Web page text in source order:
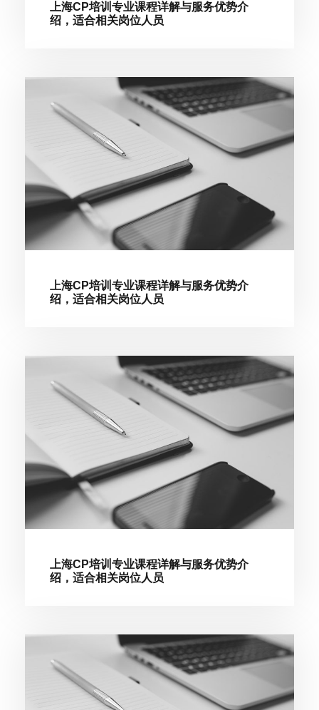
上海CP培训专业课程详解与服务优势介
绍，适合相关岗位人员
上海CP培训专业课程详解与服务优势介
绍，适合相关岗位人员
上海CP培训专业课程详解与服务优势介
绍，适合相关岗位人员